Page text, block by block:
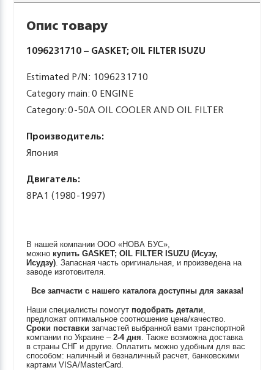
Опис товару
1096231710 – GASKET; OIL FILTER ISUZU
Estimated P/N: 1096231710
Category main: 0 ENGINE
Category: 0-50A OIL COOLER AND OIL FILTER
Производитель:
Япония
Двигатель:
8PA1 (1980-1997)
В нашей компании ООО «НОВА БУС»,
можно купитьGASKET; OIL FILTER ISUZU (Исузу,
Исудзу). Запасная часть оригинальная, и произведена на
заводе изготовителя.
Все запчасти с нашего каталога доступны для заказа!
Наши специалисты помогут подобрать детали,
предложат оптимальное соотношение цена/качество.
Сроки поставки запчастей выбранной вами транспортной
компании по Украине –2-4 дня. Также возможна доставка
в страны СНГ и другие. Оплатить можно удобным для вас
способом: наличный и безналичный расчет, банковскими
картами VISA/MasterCard.